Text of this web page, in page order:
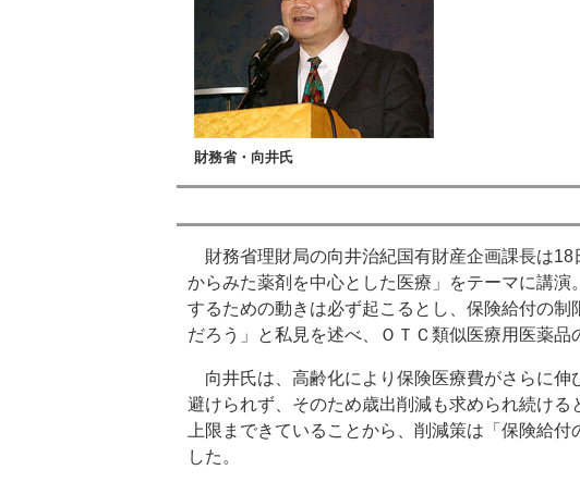
財務省・向井氏
財務省理財局の向井治紀国有財産企画課長は
からみた薬剤を中心とした医療」をテーマに講
するための動きは必ず起こるとし、保険給付の
だろう」と私見を述べ、ＯＴＣ類似医療用医薬品
向井氏は、高齢化により保険医療費がさらに伸
避けられず、そのため歳出削減も求められ続け
上限まできていることから、削減策は「保険給
した。